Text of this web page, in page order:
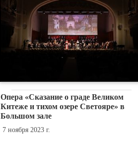
Опера «Сказание о граде Великом
Китеже и тихом озере Светояре» в
Большом зале
7 ноября 2023 г.